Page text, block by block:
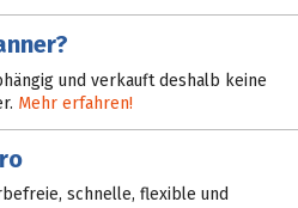
und verkauft deshalb keine
Mehr erfahren!
schnelle, flexible und